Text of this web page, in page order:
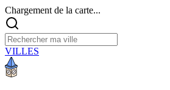
Chargement de la carte...
VILLES